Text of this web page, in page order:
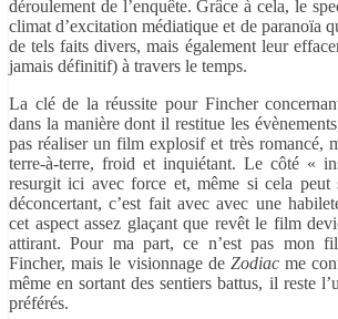
déroulement de l’enquête. Grâce à cela, le
climat d’excitation médiatique et de paranoïa
de tels faits divers, mais également leur
jamais définitif) à travers le temps.
La clé de la réussite pour Fincher
dans la manière dont il restitue les
pas réaliser un film explosif et très romancé,
terre-à-terre, froid et inquiétant. Le côté «
resurgit ici avec force et, même si cela peut
déconcertant, c’est fait avec avec une
cet aspect assez glaçant que revêt le film
attirant. Pour ma part, ce n’est pas mon
Fincher, mais le visionnage de Zodiac me
même en sortant des sentiers battus, il reste
préférés.